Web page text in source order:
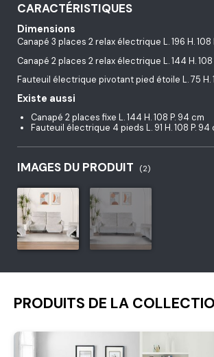
CARACTÉRISTIQUES
Dimensions
Canapé 3 places 2 relax électrique L. 196 H. 108
Canapé 2 places 2 relax électrique L. 144 H. 108
Fauteuil électrique pivotant pied étoile L. 75 H.
Existe aussi
Canapé 2 places fixe L. 144 H. 108 P. 94 cm
Fauteuil électrique 4 pieds L. 91 H. 108 P. 94
IMAGES DU PRODUIT (2)
PRODUITS DE LA